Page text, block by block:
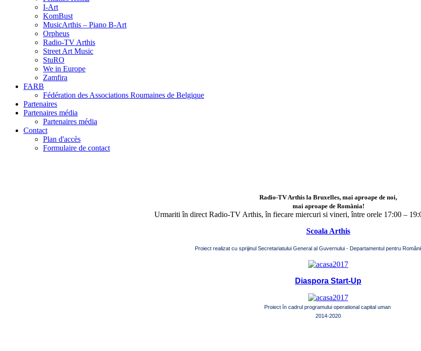
I-Art
KomBust
MusicArthis – Piano B-Art
Orpheus
Radio-TV Arthis
Street Art Music
StuRO
We in Europe
Zamfira
FARB
Fédération des Associations Roumaines de Belgique
Partenaires
Partenaires média
Partenaires média
Contact
Plan d'accès
Formulaire de contact
Radio-TV Arthis la Bruxelles, mai aproape de noi,
mai aproape de România!
Urmariti în direct Radio-TV Arthis, în fiecare miercuri si vineri, între orele 17:00 –
Scoala Arthis
Proiect realizat cu sprijinul Secretariatului General al Guvernului - Departamentul pentru
Diaspora Start-Up
Proiect în cadrul programului operational capital uman
2014-2020